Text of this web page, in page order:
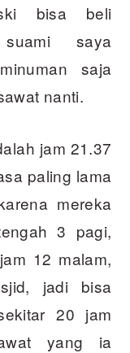
bisa beli
saya
saja
nanti.
jam 21.37
paling lama
mereka
3 pagi,
12 malam,
jadi bisa
20 jam
yang ia